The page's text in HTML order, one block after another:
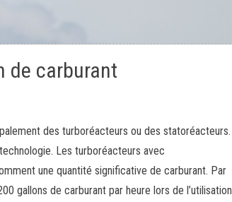
de carburant
des turboréacteurs ou des statoréacteurs.
Les turboréacteurs avec
une quantité significative de carburant. Par
gallons de carburant par heure lors de l’utilisation